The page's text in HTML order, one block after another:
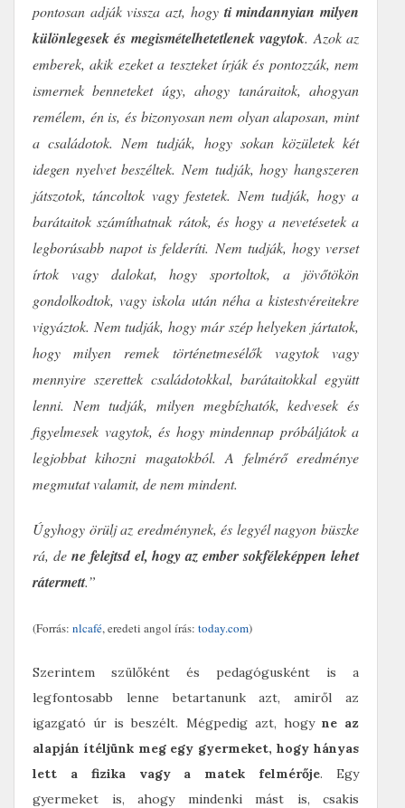
pontosan adják vissza azt, hogy ti mindannyian milyen
különlegesek és megismételhetetlenek vagytok. Azok az
emberek, akik ezeket a teszteket írják és pontozzák, nem
ismernek benneteket úgy, ahogy tanáraitok, ahogyan
remélem, én is, és bizonyosan nem olyan alaposan, mint
a családotok. Nem tudják, hogy sokan közületek két
idegen nyelvet beszéltek. Nem tudják, hogy hangszeren
játszotok, táncoltok vagy festetek. Nem tudják, hogy a
barátaitok számíthatnak rátok, és hogy a nevetésetek a
legborúsabb napot is felderíti. Nem tudják, hogy verset
írtok vagy dalokat, hogy sportoltok, a jövőtökön
gondolkodtok, vagy iskola után néha a kistestvéreitekre
vigyáztok. Nem tudják, hogy már szép helyeken jártatok,
hogy milyen remek történetmesélők vagytok vagy
mennyire szerettek családotokkal, barátaitokkal együtt
lenni. Nem tudják, milyen megbízhatók, kedvesek és
figyelmesek vagytok, és hogy mindennap próbáljátok a
legjobbat kihozni magatokból. A felmérő eredménye
megmutat valamit, de nem mindent.
Úgyhogy örülj az eredménynek, és legyél nagyon büszke
rá, de ne felejtsd el, hogy az ember sokféleképpen lehet
rátermett.”
(Forrás: nlcafé, eredeti angol írás: today.com)
Szerintem szülőként és pedagógusként is a
legfontosabb lenne betartanunk azt, amiről az
igazgató úr is beszélt. Mégpedig azt, hogy ne az
alapján ítéljünk meg egy gyermeket, hogy hányas
lett a fizika vagy a matek felmérője. Egy
gyermeket is, ahogy mindenki mást is, csakis